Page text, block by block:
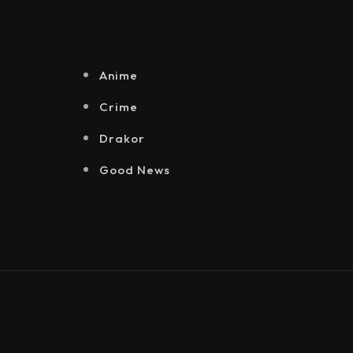
Anime
Crime
Drakor
Good News